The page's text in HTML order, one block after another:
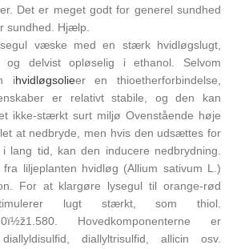
Det er meget godt for generel sundhed
sundhed. Hjælp.
væske med en stærk hvidløgslugt,
og delvist opløselig i ethanol. Selvom
ihvidløgsolieer en thioetherforbindelse,
er relativt stabile, og den kan
ikke-stærkt surt miljø Ovenstående høje
at nedbryde, men hvis den udsættes for
i lang tid, kan den inducere nedbrydning.
liljeplanten hvidløg (Allium sativum L.)
For at klargøre lysegul til orange-rød
lugt stærkt, som thiol.
Hovedkomponenterne er
diallyldisulfid, diallyltrisulfid, allicin osv.